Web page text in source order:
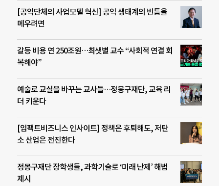
[공익단체의 사업모델 혁신] 공익 생태계의 빈틈을
메우려면
갈등 비용 연 250조원…최샛별 교수 “사회적 연결 회
복해야”
예술로 교실을 바꾸는 교사들…정몽구재단, 교육 리
더 키운다
[임팩트비즈니스 인사이트] 정책은 후퇴해도, 저탄
소 산업은 전진한다
정몽구재단 장학생들, 과학기술로 ‘미래 난제’ 해법
제시